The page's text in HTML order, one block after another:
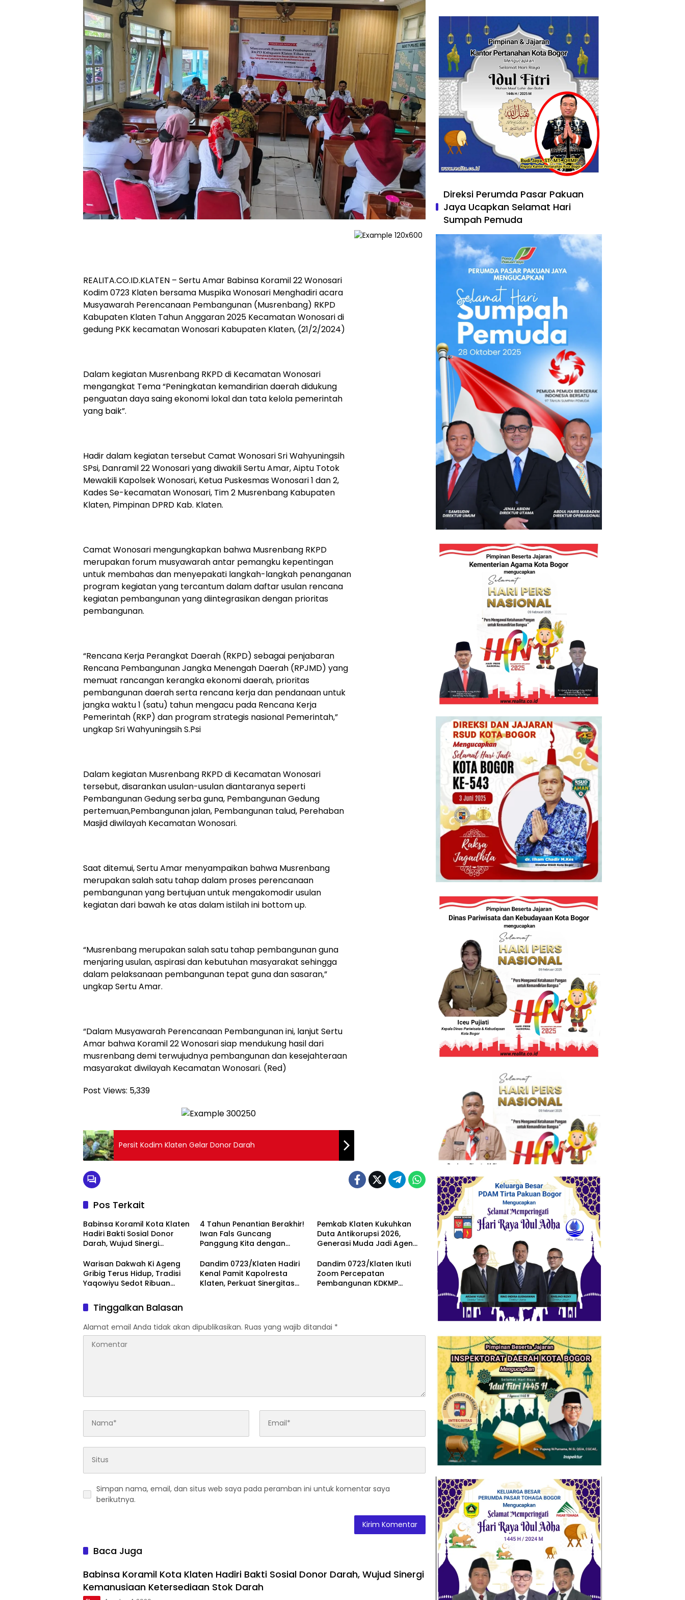
REALITA.CO.ID.KLATEN – Sertu Amar Babinsa Koramil 22 Wonosari
Kodim 0723 Klaten bersama Muspika Wonosari Menghadiri acara
Musyawarah Perencanaan Pembangunan (Musrenbang) RKPD
Kabupaten Klaten Tahun Anggaran 2025 Kecamatan Wonosari di
gedung PKK kecamatan Wonosari Kabupaten Klaten, (21/2/2024)
Dalam kegiatan Musrenbang RKPD di Kecamatan Wonosari
mengangkat Tema “Peningkatan kemandirian daerah didukung
penguatan daya saing ekonomi lokal dan tata kelola pemerintah
yang baik”.
Hadir dalam kegiatan tersebut Camat Wonosari Sri Wahyuningsih
SPsi, Danramil 22 Wonosari yang diwakili Sertu Amar, Aiptu Totok
Mewakili Kapolsek Wonosari, Ketua Puskesmas Wonosari 1 dan 2,
Kades Se-kecamatan Wonosari, Tim 2 Musrenbang Kabupaten
Klaten, Pimpinan DPRD Kab. Klaten.
Camat Wonosari mengungkapkan bahwa Musrenbang RKPD
merupakan forum musyawarah antar pemangku kepentingan
untuk membahas dan menyepakati langkah-langkah penanganan
program kegiatan yang tercantum dalam daftar usulan rencana
kegiatan pembangunan yang diintegrasikan dengan prioritas
pembangunan.
“Rencana Kerja Perangkat Daerah (RKPD) sebagai penjabaran
Rencana Pembangunan Jangka Menengah Daerah (RPJMD) yang
memuat rancangan kerangka ekonomi daerah, prioritas
pembangunan daerah serta rencana kerja dan pendanaan untuk
jangka waktu 1 (satu) tahun mengacu pada Rencana Kerja
Pemerintah (RKP) dan program strategis nasional Pemerintah,”
ungkap Sri Wahyuningsih S.Psi
Dalam kegiatan Musrenbang RKPD di Kecamatan Wonosari
tersebut, disarankan usulan-usulan diantaranya seperti
Pembangunan Gedung serba guna, Pembangunan Gedung
pertemuan,Pembangunan jalan, Pembangunan talud, Perehaban
Masjid diwilayah Kecamatan Wonosari.
Saat ditemui, Sertu Amar menyampaikan bahwa Musrenbang
merupakan salah satu tahap dalam proses perencanaan
pembangunan yang bertujuan untuk mengakomodir usulan
kegiatan dari bawah ke atas dalam istilah ini bottom up.
“Musrenbang merupakan salah satu tahap pembangunan guna
menjaring usulan, aspirasi dan kebutuhan masyarakat sehingga
dalam pelaksanaan pembangunan tepat guna dan sasaran,”
ungkap Sertu Amar.
“Dalam Musyawarah Perencanaan Pembangunan ini, lanjut Sertu
Amar bahwa Koramil 22 Wonosari siap mendukung hasil dari
musrenbang demi terwujudnya pembangunan dan kesejahteraan
masyarakat diwilayah Kecamatan Wonosari. (Red)
Post Views: 5,339
Persit Kodim Klaten Gelar Donor Darah
Pos Terkait
Babinsa Koramil Kota Klaten
Hadiri Bakti Sosial Donor
Darah, Wujud Sinergi
Stok Darah
4 Tahun Penantian Berakhir!
Iwan Fals Guncang
Panggung Kita dengan
Mulai
Pemkab Klaten Kukuhkan
Duta Antikorupsi 2026,
Generasi Muda Jadi Agen
Warisan Dakwah Ki Ageng
Gribig Terus Hidup, Tradisi
Yaqowiyu Sedot Ribuan
Dandim 0723/Klaten Hadiri
Kenal Pamit Kapolresta
Klaten, Perkuat Sinergitas
Dandim 0723/Klaten Ikuti
Zoom Percepatan
Pembangunan KDKMP
Tinggalkan Balasan
Alamat email Anda tidak akan dipublikasikan. Ruas yang wajib ditandai *
Simpan nama, email, dan situs web saya pada peramban ini untuk komentar saya
berikutnya.
Baca Juga
Babinsa Koramil Kota Klaten Hadiri Bakti Sosial Donor Darah, Wujud Sinergi
Kemanusiaan Ketersediaan Stok Darah
Direksi Perumda Pasar Pakuan
Jaya Ucapkan Selamat Hari
Sumpah Pemuda